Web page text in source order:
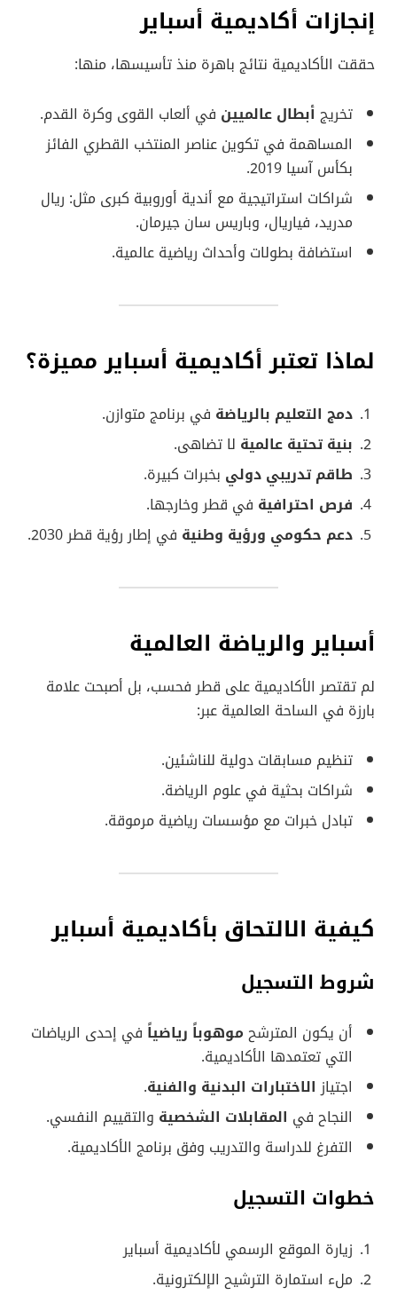
إنجازات أكاديمية أسباير
حققت الأكاديمية نتائج باهرة منذ تأسيسها، منها:
تخريج أبطال عالميين في ألعاب القوى وكرة القدم.
المساهمة في تكوين عناصر المنتخب القطري الفائز
بكأس آسيا 2019.
شراكات استراتيجية مع أندية أوروبية كبرى مثل: ريال
مدريد، فياريال، وباريس سان جيرمان.
استضافة بطولات وأحداث رياضية عالمية.
لماذا تعتبر أكاديمية أسباير مميزة؟
دمج التعليم بالرياضة في برنامج متوازن.
بنية تحتية عالمية لا تضاهى.
طاقم تدريبي دولي بخبرات كبيرة.
فرص احترافية في قطر وخارجها.
دعم حكومي ورؤية وطنية في إطار رؤية قطر 2030.
أسباير والرياضة العالمية
لم تقتصر الأكاديمية على قطر فحسب، بل أصبحت علامة
بارزة في الساحة العالمية عبر:
تنظيم مسابقات دولية للناشئين.
شراكات بحثية في علوم الرياضة.
تبادل خبرات مع مؤسسات رياضية مرموقة.
كيفية الالتحاق بأكاديمية أسباير
شروط التسجيل
أن يكون المترشح موهوباً رياضياً في إحدى الرياضات
التي تعتمدها الأكاديمية.
اجتياز الاختبارات البدنية والفنية.
النجاح في المقابلات الشخصية والتقييم النفسي.
التفرغ للدراسة والتدريب وفق برنامج الأكاديمية.
خطوات التسجيل
زيارة الموقع الرسمي لأكاديمية أسباير
ملء استمارة الترشيح الإلكترونية.